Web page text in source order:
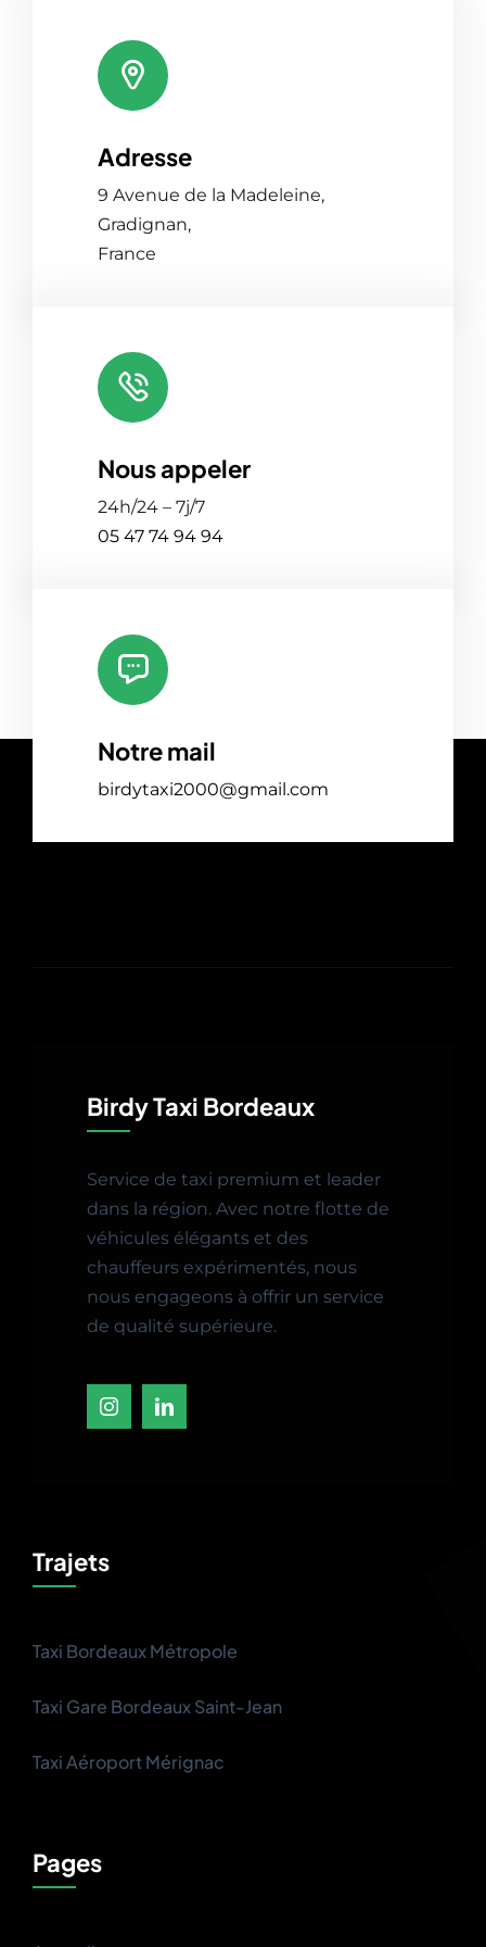
|Map tiles byCARTO
OpenStreetMap, under ODbL.
Adresse
9 Avenue de la Madeleine,
Gradignan,
France
Nous appeler
24h/24 – 7j/7
05 47 74 94 94
Notre mail
birdytaxi2000@gmail.com
Birdy Taxi Bordeaux
Service de taxi premium et leader
dans la région. Avec notre flotte de
véhicules élégants et des
chauffeurs expérimentés, nous
nous engageons à offrir un service
de qualité supérieure.
Trajets
Taxi Bordeaux Métropole
Taxi Gare Bordeaux Saint-Jean
Taxi Aéroport Mérignac
Pages